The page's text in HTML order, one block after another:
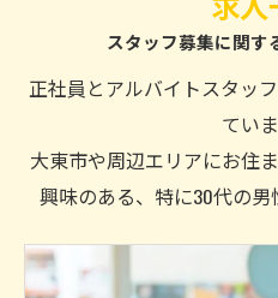
スタッフ募集に関す
正社員とアルバイトスタッ
ていま
大東市や周辺エリアにお住
興味のある、特に30代の男